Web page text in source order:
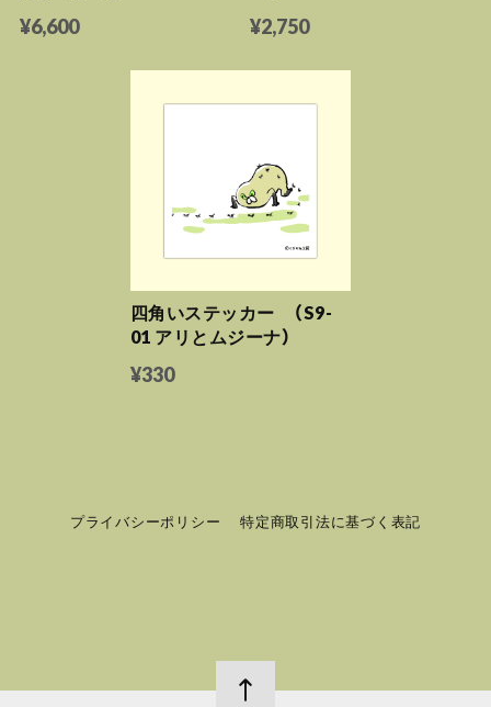
¥6,600 ¥2,750
四角いステッカー （S9-
01 アリとムジーナ）
¥330
プライバシーポリシー 特定商取引法に基づく表記